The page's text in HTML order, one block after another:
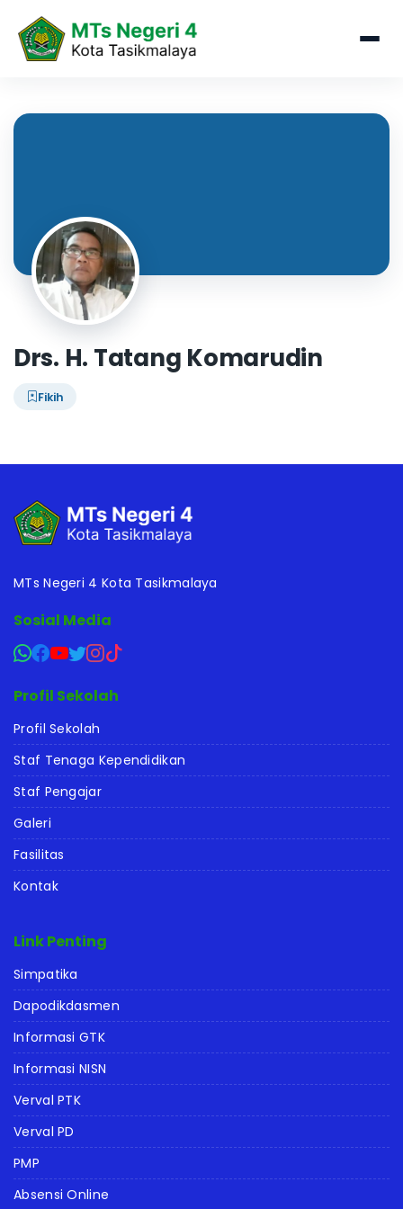
Drs. H. Tatang Komarudin
Fikih
MTs Negeri 4 Kota Tasikmalaya
Sosial Media
Profil Sekolah
Profil Sekolah
Staf Tenaga Kependidikan
Staf Pengajar
Galeri
Fasilitas
Kontak
Link Penting
Simpatika
Dapodikdasmen
Informasi GTK
Informasi NISN
Verval PTK
Verval PD
PMP
Absensi Online